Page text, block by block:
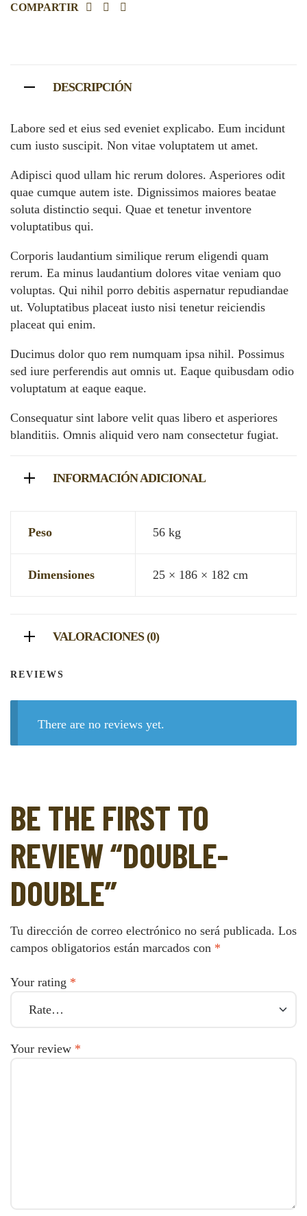
COMPARTIR
DESCRIPCIÓN
Labore sed et eius sed eveniet explicabo. Eum incidunt
cum iusto suscipit. Non vitae voluptatem ut amet.
Adipisci quod ullam hic rerum dolores. Asperiores odit
quae cumque autem iste. Dignissimos maiores beatae
soluta distinctio sequi. Quae et tenetur inventore
voluptatibus qui.
Corporis laudantium similique rerum eligendi quam
rerum. Ea minus laudantium dolores vitae veniam quo
voluptas. Qui nihil porro debitis aspernatur repudiandae
ut. Voluptatibus placeat iusto nisi tenetur reiciendis
placeat qui enim.
Ducimus dolor quo rem numquam ipsa nihil. Possimus
sed iure perferendis aut omnis ut. Eaque quibusdam odio
voluptatum at eaque eaque.
Consequatur sint labore velit quas libero et asperiores
blanditiis. Omnis aliquid vero nam consectetur fugiat.
INFORMACIÓN ADICIONAL
Peso 56 kg
Dimensiones 25 × 186 × 182 cm
VALORACIONES (0)
REVIEWS
There are no reviews yet.
BE THE FIRST TO
REVIEW “DOUBLE-
DOUBLE”
Tu dirección de correo electrónico no será publicada. Los
campos obligatorios están marcados con *
Your rating *
Your review *